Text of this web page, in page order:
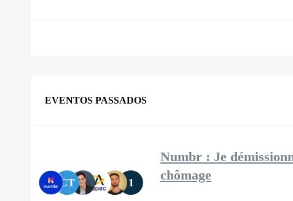
EVENTOS PASSADOS
CT 1
Numbr : Je
chômage